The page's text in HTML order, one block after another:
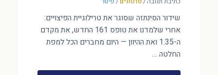
שידור הסינתזה שסוגר את טרילוגיית הפיצויים:
אחרי שלמדנו את טופס 161 החדש, את מקדם
ה-1.35 ואת ההיוון — היום מחברים הכל למפת
החלטה …